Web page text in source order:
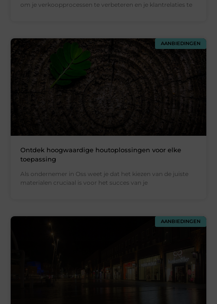
om je verkoopprocessen te verbeteren en je klantrelaties te
AANBIEDINGEN
Ontdek hoogwaardige houtoplossingen voor elke
toepassing
Als ondernemer in Oss weet je dat het kiezen van de juiste
materialen cruciaal is voor het succes van je
AANBIEDINGEN